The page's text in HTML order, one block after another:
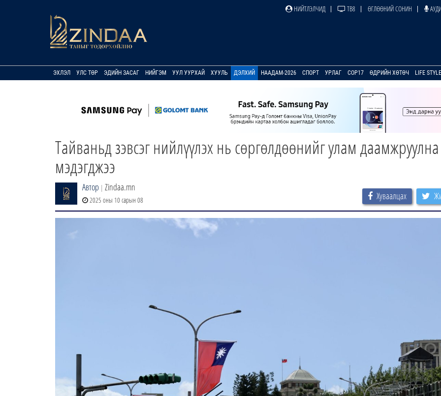
НИЙТЛЭЛЧИД ТВ8 ӨГЛӨӨНИЙ СОНИН
ЭХЛЭЛ УЛС ТӨР ЭДИЙН ЗАСАГ НИЙГЭМ УУЛ УУРХАЙ ХУУЛЬ ДЭЛХИЙ НААДАМ-2026 СПОРТ УРЛАГ COP17 ӨДРИЙН ХӨТӨЧ LIFE STYLE
Тайваньд зэвсэг нийлүүлэх нь сөргөлдөөнийг улам
мэдэгджээ
Автор | Zindaa.mn
2025 оны 10 сарын 08 Хуваалцах